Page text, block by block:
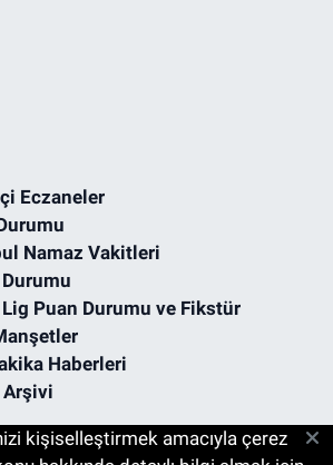
Eczaneler
Namaz Vakitleri
Puan Durumu ve Fikstür
Haberleri
Arşivi
kişiselleştirmek amacıyla çerez